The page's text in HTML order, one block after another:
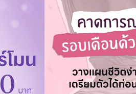
ด้หรือไม่?
สร็จได้ แต่สามารถออกใบยืนยันการชำระ